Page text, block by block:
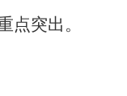
点突出。